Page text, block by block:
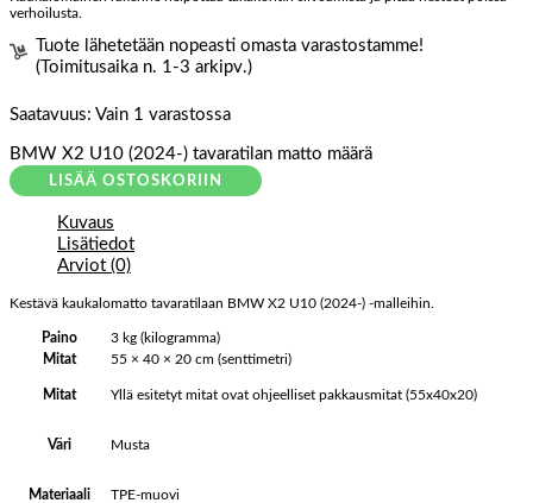
verhoilusta.
Tuote lähetetään nopeasti omasta varastostamme!
(Toimitusaika n. 1-3 arkipv.)
Saatavuus: Vain 1 varastossa
BMW X2 U10 (2024-) tavaratilan matto määrä
LISÄÄ OSTOSKORIIN
Kuvaus
Lisätiedot
Arviot (0)
Kestävä kaukalomatto tavaratilaan BMW X2 U10 (2024-) -malleihin.
Paino
3 kg (kilogramma)
Mitat
55 × 40 × 20 cm (senttimetri)
Mitat Yllä esitetyt mitat ovat ohjeelliset pakkausmitat (55x40x20)
Väri Musta
Materiaali TPE-muovi